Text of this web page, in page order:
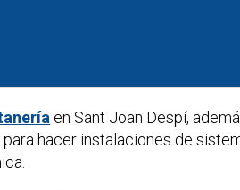
en Sant Joan Despí,
hacer instalaciones de